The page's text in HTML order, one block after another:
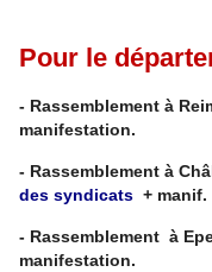
Pour le
- Rassemblement à
manifestation.
- Rassemblement à
des syndicats + manif.
- Rassemblement à
manifestation.